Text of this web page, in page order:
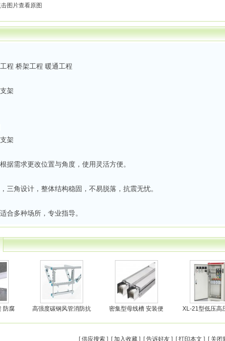
图片查看原图
程 桥架工程 暖通工程
架
架
据需求更改位置与角度，使用灵活方便。
三角设计，整体结构稳固，不易脱落，抗震无忧。
合多种场所，专业指导。
防腐 高强度碳钢风管消防抗 密集型母线槽 安装便 XL-21型低压高
[供应搜索 ] [加入收藏 ] [告诉好友 ] [打印本文 ] [ 关闭